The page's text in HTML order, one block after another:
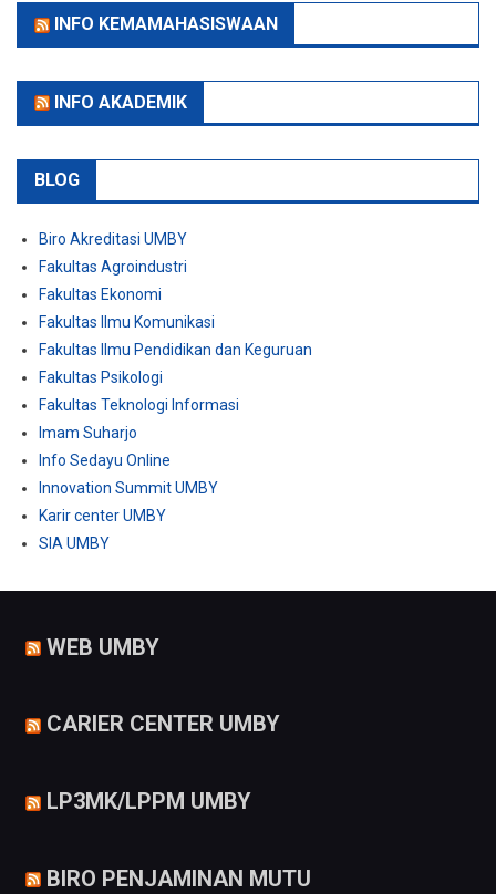
INFO KEMAMAHASISWAAN
INFO AKADEMIK
BLOG
Biro Akreditasi UMBY
Fakultas Agroindustri
Fakultas Ekonomi
Fakultas Ilmu Komunikasi
Fakultas Ilmu Pendidikan dan Keguruan
Fakultas Psikologi
Fakultas Teknologi Informasi
Imam Suharjo
Info Sedayu Online
Innovation Summit UMBY
Karir center UMBY
SIA UMBY
WEB UMBY
CARIER CENTER UMBY
LP3MK/LPPM UMBY
BIRO PENJAMINAN MUTU